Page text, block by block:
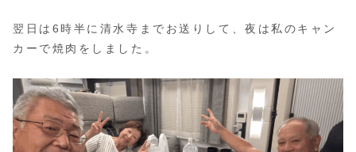
翌日は6時半に清水寺までお送りして、夜は私のキャン
カーで焼肉をしました。